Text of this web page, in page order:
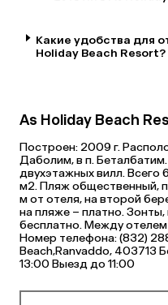
Какие удобства для
Holiday Beach Resort?
As Holiday Beach
Построен: 2009 г.
Даболим, в п.
двухэтажных вилл.
м2. Пляж общественный,
м от отеля, на второй
на пляже – платно.
бесплатно. Между
Номер телефона: (832)
Beach,Ranvaddo, 403713
13:00 Выезд до 11:00